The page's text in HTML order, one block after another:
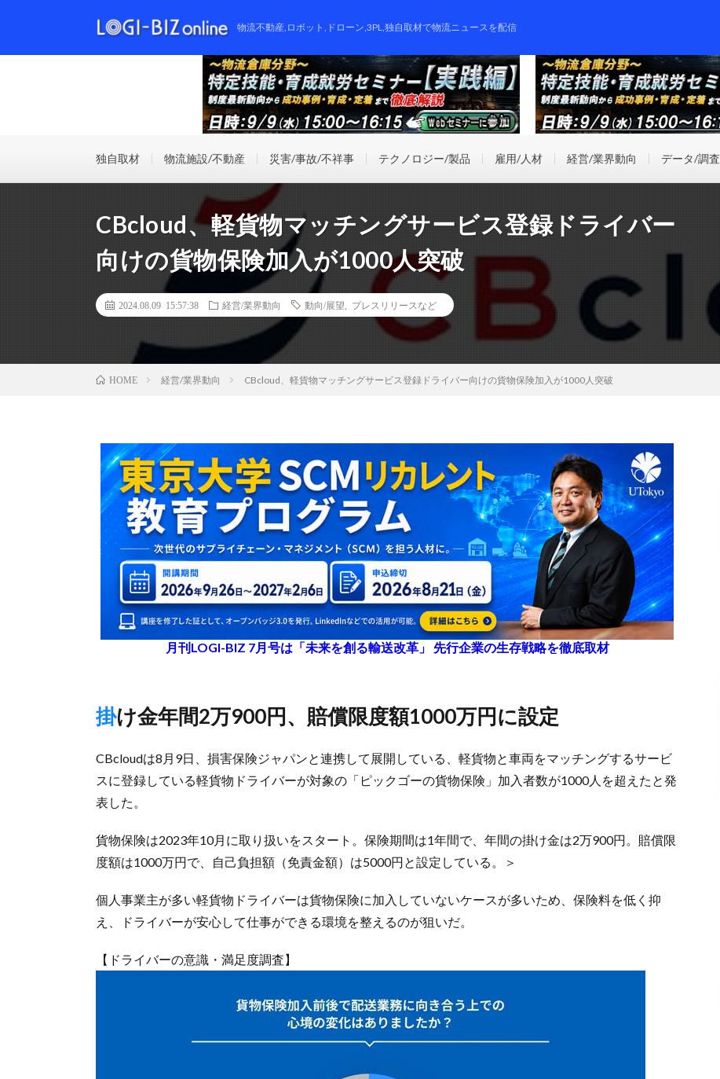
物流不動産,ロボット,ドローン,3PL,独自取材で物流ニュースを配信
独自取材 物流施設/不動産 災害/事故/不祥事 テクノロジー/製品 雇用/人材 経営/業界動向 データ/調査
CBcloud、軽貨物マッチングサービス登録ドライバー
向けの貨物保険加入が1000人突破
2024.08.09 15:57:38 経営/業界動向 動向/展望 プレスリリースなど
HOME 経営/業界動向 CBcloud、軽貨物マッチングサービス登録ドライバー向けの貨物保険加入が1000人突破
月刊LOGI-BIZ 7月号は「未来を創る輸送改革」 先行企業の生存戦略を徹底取材
掛け金年間2万900円、賠償限度額1000万円に設定
CBcloudは8月9日、損害保険ジャパンと連携して展開している、軽貨物と車両をマッチングするサービ
スに登録している軽貨物ドライバーが対象の「ピックゴーの貨物保険」加入者数が1000人を超えたと発
表した。
貨物保険は2023年10月に取り扱いをスタート。保険期間は1年間で、年間の掛け金は2万900円。賠償限
度額は1000万円で、自己負担額（免責金額）は5000円と設定している。＞
個人事業主が多い軽貨物ドライバーは貨物保険に加入していないケースが多いため、保険料を低く抑
え、ドライバーが安心して仕事ができる環境を整えるのが狙いだ。
【ドライバーの意識・満足度調査】